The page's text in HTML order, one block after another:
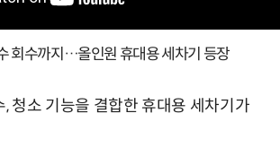
회수까지…올인원 휴대용 세차기 등장
, 청소 기능을 결합한 휴대용 세차기가